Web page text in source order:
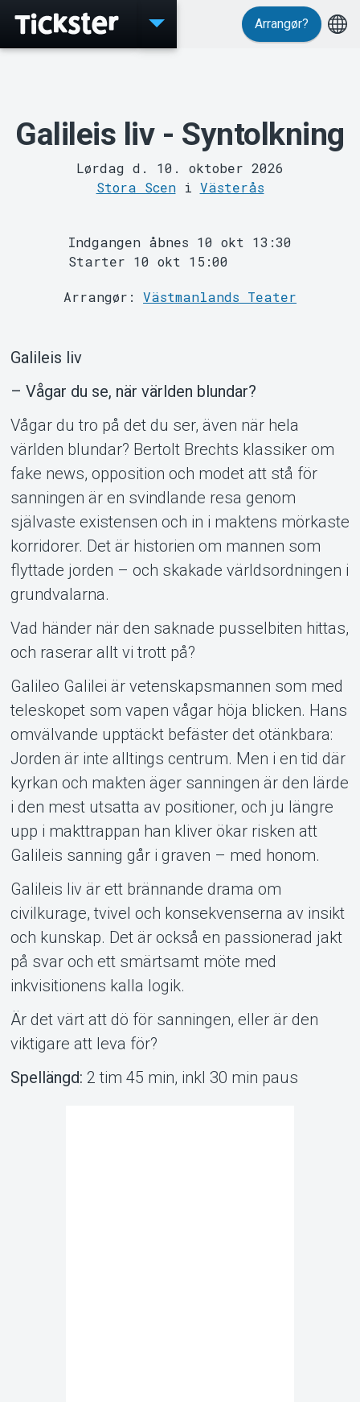
MyTickster
Support
Om Tickster
Arrangør?
Galileis liv - Syntolkning
Lørdag d. 10. oktober 2026
Stora Sceni Västerås
Indgangen åbnes 10 okt 13:30
Starter 10 okt 15:00
Arrangør: Västmanlands Teater
Galileis liv
– Vågar du se, när världen blundar?
Vågar du tro på det du ser, även när hela
världen blundar? Bertolt Brechts klassiker om
fake news, opposition och modet att stå för
sanningen är en svindlande resa genom
självaste existensen och in i maktens mörkaste
korridorer. Det är historien om mannen som
flyttade jorden – och skakade världsordningen i
grundvalarna.
Vad händer när den saknade pusselbiten hittas,
och raserar allt vi trott på?
Galileo Galilei är vetenskapsmannen som med
teleskopet som vapen vågar höja blicken. Hans
omvälvande upptäckt befäster det otänkbara:
Jorden är inte alltings centrum. Men i en tid där
kyrkan och makten äger sanningen är den lärde
i den mest utsatta av positioner, och ju längre
upp i makttrappan han kliver ökar risken att
Galileis sanning går i graven – med honom.
Galileis liv är ett brännande drama om
civilkurage, tvivel och konsekvenserna av insikt
och kunskap. Det är också en passionerad jakt
på svar och ett smärtsamt möte med
inkvisitionens kalla logik.
Är det värt att dö för sanningen, eller är den
viktigare att leva för?
Spellängd: 2 tim 45 min, inkl 30 min paus